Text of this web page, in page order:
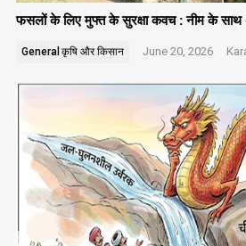
फसलों के लिए मुफ्त के सुरक्षा कवच : नीम के साथ
General कृषि और किसान June 20, 2026